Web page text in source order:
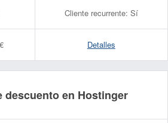
Cliente recurrente: Sí
Detalles
descuento en Hostinger